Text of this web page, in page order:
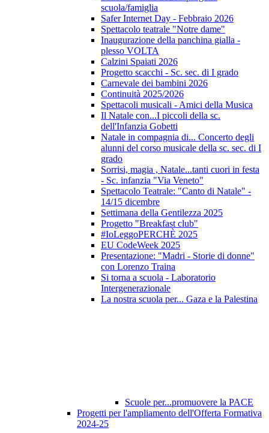
scuola/famiglia
Safer Internet Day - Febbraio 2026
Spettacolo teatrale "Notre dame"
Inaugurazione della panchina gialla -
plesso VOLTA
Calzini Spaiati 2026
Progetto scacchi - Sc. sec. di I grado
Carnevale dei bambini 2026
Continuità 2025/2026
Spettacoli musicali - Amici della Musica
Il Natale con...I piccoli della sc.
dell'Infanzia Gobetti
Natale in compagnia di... Concerto degli
alunni del corso musicale della sc. sec. di I
grado
Sorrisi, magia , Natale...tanti cuori in festa
- Sc. infanzia "Via Veneto"
Spettacolo Teatrale: "Canto di Natale" -
14/15 dicembre
Settimana della Gentilezza 2025
Progetto "Breakfast club"
#IoLeggoPERCHÈ 2025
EU CodeWeek 2025
Presentazione: "Madri - Storie di donne"
con Lorenzo Traina
Si torna a scuola - Laboratorio
Intergenerazionale
La nostra scuola per... Gaza e la Palestina
Scuole per...promuovere la PACE
Progetti per l'ampliamento dell'Offerta Formativa
2024-25